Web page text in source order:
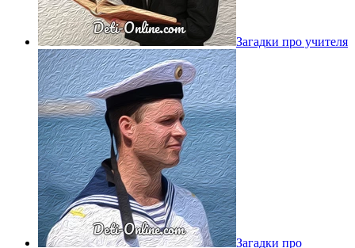
Загадки про учителя
Загадки про